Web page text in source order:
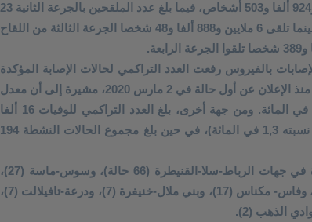
الأولى من اللقاح بلغ 24 مليونا و924 ألفا و503 أشخاص، فيما بلغ عدد الملقحين بالجرعة الثانية 23
مليونا و426 ألفا و 448 شخصا، بينما تلقى 6 ملايين و888 ألفا و48 شخصا الجرعة الثالثة من اللقاح
بالفيروس رفعت العدد التراكمي لحالات الإصابة المؤكدة
إلى مليون و278 ألفا و666 حالة منذ الإعلان عن أول حالة في 2 مارس 2020، مشيرة إلى أن معدل
« الإيجابية » الأسبوعي بلغ 5,2 في المائة. ومن جهة أخرى، بلغ العدد التراكمي للوفيات 16 ألفا
و301 حالة (مع مؤشر فتك عام نسبته 1,3 في المائة)، في حين بلغ مجموع الحالات النشطة 194
وسجلت حالات الإصابة الجديدة في جهات الرباط-سلا-القنيطرة (66 حالة)، وسوس-ماسة (27)،
والدار البيضاء-سطات (22حالة)، وفاس- مكناس (17)، وبني ملال-خنيفرة (7)، ودرعة-تافيلالت (7)،